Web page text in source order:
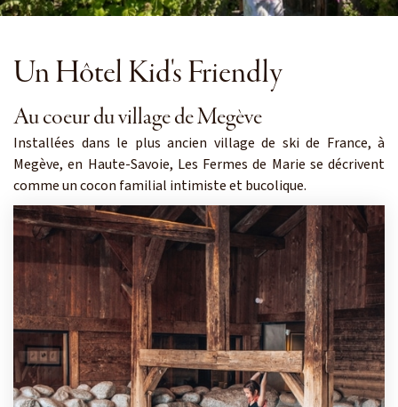
Un Hôtel Kid's Friendly
Au coeur du village de Megève
Installées dans le plus ancien village de ski de France, à
Megève, en Haute-Savoie, Les Fermes de Marie se décrivent
comme un cocon familial intimiste et bucolique.